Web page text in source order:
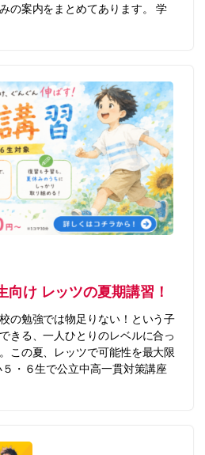
の案内をまとめてあります。 学
向け レッツの夏期講習！
の勉強では物足りない！という子
きる、一人ひとりのレベルに合っ
この夏、レッツで可能性を最大限
・６生で公立中高一貫対策講座